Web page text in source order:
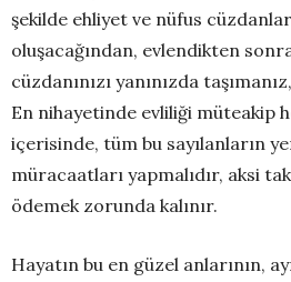
şekilde ehliyet ve nüfus
oluşacağından, evlendikten
cüzdanınızı yanınızda
En nihayetinde evliliği müteakip
içerisinde, tüm bu sayılanların
müracaatları yapmalıdır, aksi
ödemek zorunda kalınır.
Hayatın bu en güzel anlarının,